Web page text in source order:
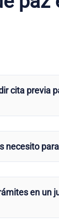
cita previa
necesito
en un